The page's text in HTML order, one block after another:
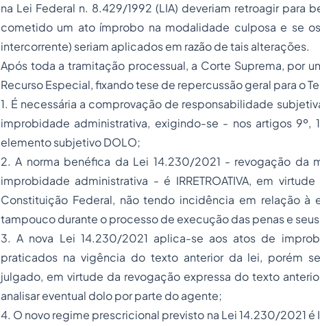
na Lei Federal n. 8.429/1992 (LIA) deveriam retroagir para
cometido um ato ímprobo na modalidade culposa e se
intercorrente) seriam aplicados em razão de tais alterações.
Após toda a tramitação processual, a Corte Suprema, por
Recurso Especial, fixando tese de repercussão geral para o
1. É necessária a comprovação de responsabilidade
improbidade administrativa, exigindo-se - nos artigos 9º,
elemento subjetivo DOLO;
2. A norma benéfica da Lei 14.230/2021 - revogação da
improbidade administrativa - é IRRETROATIVA, em
Constituição Federal, não tendo incidência em relação à
tampouco durante o processo de execução das penas e
3. A nova Lei 14.230/2021 aplica-se aos atos de
praticados na vigência do texto anterior da lei, porém
julgado, em virtude da revogação expressa do texto
analisar eventual dolo por parte do agente;
4. O novo regime prescricional previsto na Lei 14.230/2021 é